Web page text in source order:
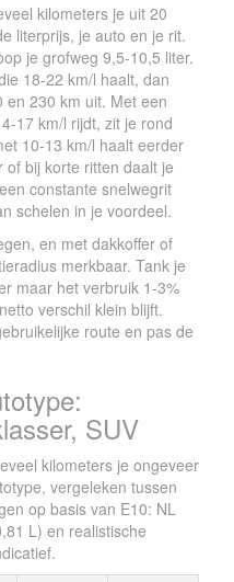
kilometers je uit 20
literprijs, je auto en je rit.
je grofweg 9,5-10,5 liter.
18-22 km/l haalt, dan
en 230 km uit. Met een
17 km/l rijdt, zit je rond
10-13 km/l haalt eerder
bij korte ritten daalt je
constante snelwegrit
schelen in je voordeel.
en met dakkoffer of
merkbaar. Tank je
maar het verbruik 1-3%
verschil klein blijft.
route en pas de
SUV
kilometers je ongeveer
vergeleken tussen
op basis van E10: NL
L) en realistische